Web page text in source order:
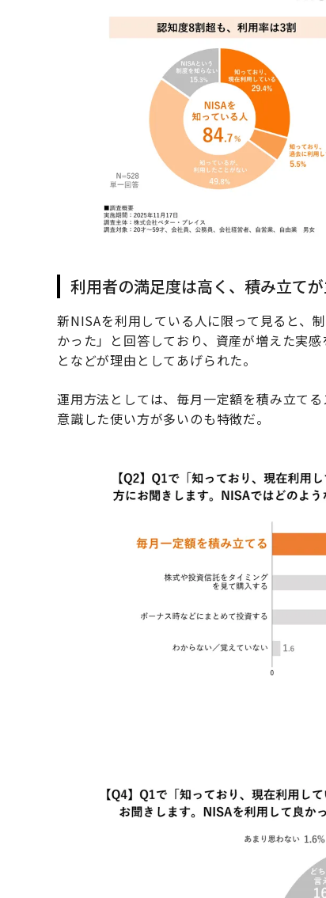
利用者の満足度は高く、積み立て
新NISAを利用している人に限って見ると、
かった」と回答しており、資産が増えた実
となどが理由としてあげられた。
運用方法としては、毎月一定額を積み立て
意識した使い方が多いのも特徴だ。